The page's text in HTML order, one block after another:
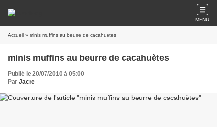
MENU
Accueil » minis muffins au beurre de cacahuètes
minis muffins au beurre de cacahuètes
Publié le 20/07/2010 à 05:00
Par Jacre